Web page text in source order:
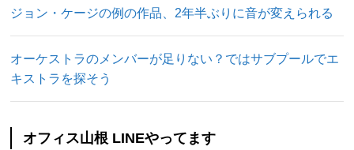
ジョン・ケージの例の作品、2年半ぶりに音が変えられる
オーケストラのメンバーが足りない？ではサブプールでエ
キストラを探そう
オフィス山根 LINEやってます